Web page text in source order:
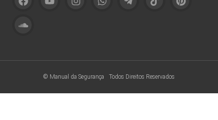
© Manual da Segurança Todos Direitos Reservados